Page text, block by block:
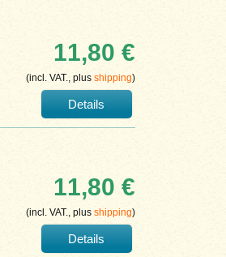
11,80 €
(incl. VAT., plus shipping)
Details
11,80 €
(incl. VAT., plus shipping)
Details